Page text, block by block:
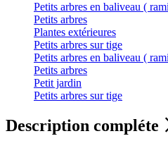
Petits arbres en baliveau (
Petits arbres
Plantes extérieures
Petits arbres sur tige
Petits arbres en baliveau (
Petits arbres
Petit jardin
Petits arbres sur tige
Description compléte